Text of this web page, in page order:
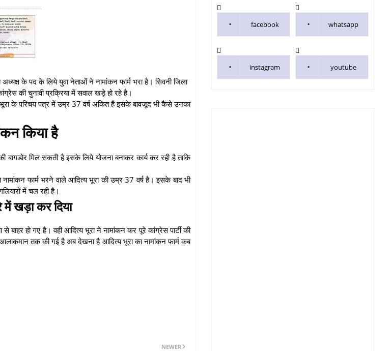
के पद के लिये युवा नेताओं ने नामांकन फार्म भरा है। सिवनी जिला
की चुनावी प्रक्रिया में सवाल खड़े हो रहे है।
के परिचय पत्र में उम्र 37 वर्ष अंकित है इसके बावजूद भी कैसे उनका
किया है
बागडोर मिल सकती है इसके लिये योजना बनाकर कार्य कर रही है ताकि
फार्म भरने वाले आदित्य भूरा की उम्र 37 वर्ष है। इसके बाद भी
में चल रही है।
में खड़ा कर दिया
हो गए है। वही आदित्य भूरा ने नामांकन कर पूरे कांग्रेस पार्टी की
तक की गई है अब देखना है आदित्य भूरा का नामांकन फार्म कब
NEWER
facebook whatsapp
instagram youtube